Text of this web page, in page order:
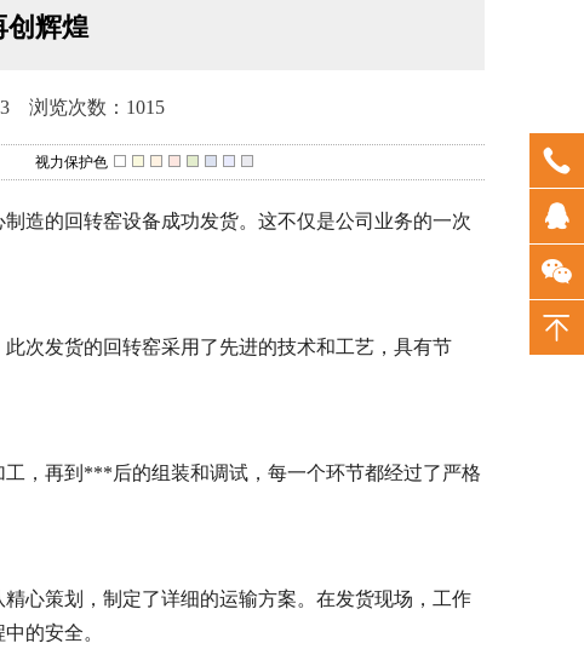
创辉煌
浏览次数：1015
视力保护色
造的回转窑设备成功发货。这不仅是公司业务的一次
次发货的回转窑采用了先进的技术和工艺，具有节
，再到***后的组装和调试，每一个环节都经过了严格
心策划，制定了详细的运输方案。在发货现场，工作
的安全。